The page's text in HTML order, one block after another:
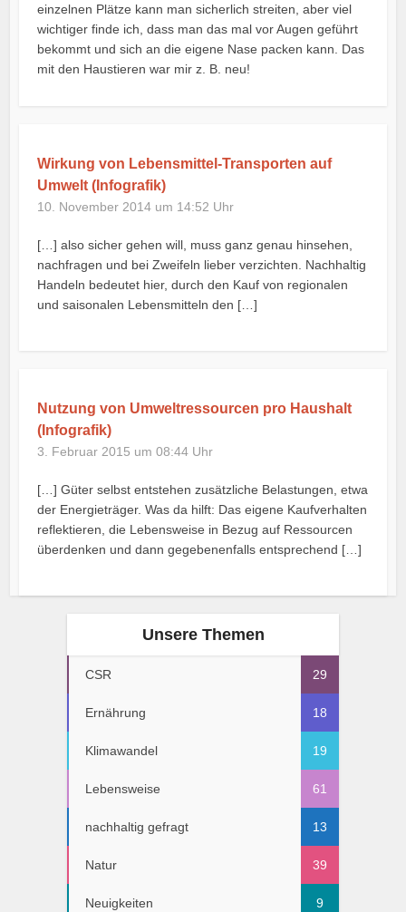
einzelnen Plätze kann man sicherlich streiten, aber viel
wichtiger finde ich, dass man das mal vor Augen geführt
bekommt und sich an die eigene Nase packen kann. Das
mit den Haustieren war mir z. B. neu!
Wirkung von Lebensmittel-Transporten auf
Umwelt (Infografik)
10. November 2014 um 14:52 Uhr
[…] also sicher gehen will, muss ganz genau hinsehen,
nachfragen und bei Zweifeln lieber verzichten. Nachhaltig
Handeln bedeutet hier, durch den Kauf von regionalen
und saisonalen Lebensmitteln den […]
Nutzung von Umweltressourcen pro Haushalt
(Infografik)
3. Februar 2015 um 08:44 Uhr
[…] Güter selbst entstehen zusätzliche Belastungen, etwa
der Energieträger. Was da hilft: Das eigene Kaufverhalten
reflektieren, die Lebensweise in Bezug auf Ressourcen
überdenken und dann gegebenenfalls entsprechend […]
Unsere Themen
CSR 29
Ernährung 18
Klimawandel 19
Lebensweise 61
nachhaltig gefragt 13
Natur 39
Neuigkeiten 9